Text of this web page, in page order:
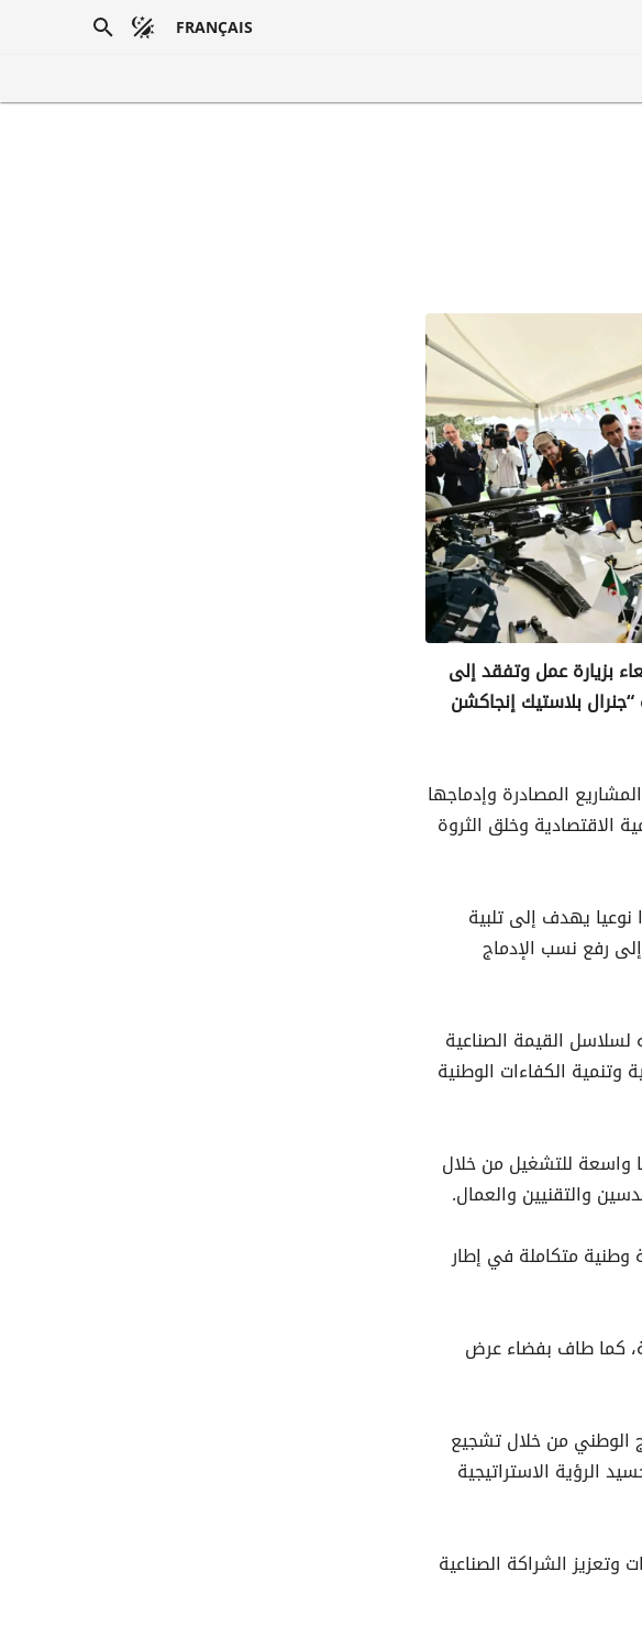
FRANÇAIS
بزيارة عمل وتفقد إلى
بلاستيك إنجاكشن
المصادرة وإدماجها
الاقتصادية وخلق الثروة
يهدف إلى تلبية
رفع نسب الإدماج
القيمة الصناعية
وتنمية الكفاءات الوطنية
واسعة للتشغيل من خلال
والتقنيين والعمال.
وطنية متكاملة في إطار
كما طاف بفضاء عرض
الوطني من خلال تشجيع
الرؤية الاستراتيجية
وتعزيز الشراكة الصناعية